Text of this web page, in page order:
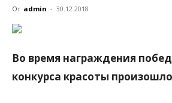
От admin - 30.12.2018
Во время награждения
конкурса красоты